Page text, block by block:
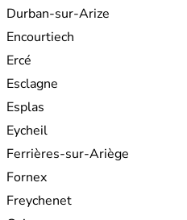
Durban-sur-Arize
Encourtiech
Ercé
Esclagne
Esplas
Eycheil
Ferrières-sur-Ariège
Fornex
Freychenet